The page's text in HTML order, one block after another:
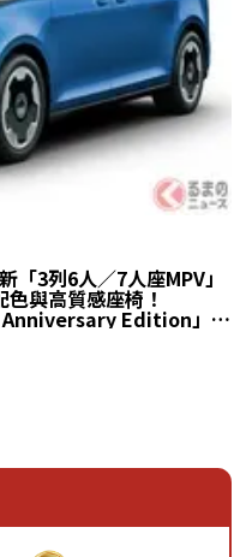
「3列6人／7人座MPV」
與高質感座椅！
Edition」登